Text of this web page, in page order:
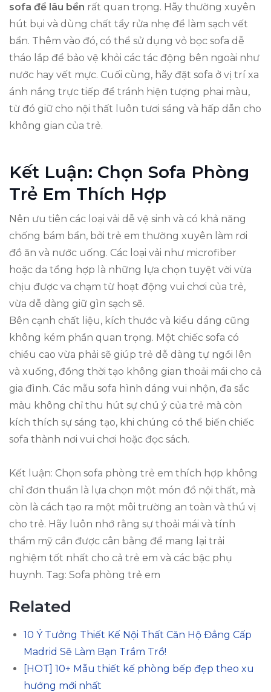
sofa để lâu bền rất quan trọng. Hãy thường xuyên
hút bụi và dùng chất tẩy rửa nhẹ để làm sạch vết
bẩn. Thêm vào đó, có thể sử dụng vỏ bọc sofa dễ
tháo lắp để bảo vệ khỏi các tác động bên ngoài như
nước hay vết mực. Cuối cùng, hãy đặt sofa ở vị trí xa
ánh nắng trực tiếp để tránh hiện tượng phai màu,
từ đó giữ cho nội thất luôn tươi sáng và hấp dẫn cho
không gian của trẻ.
Kết Luận: Chọn Sofa Phòng
Trẻ Em Thích Hợp
Nên ưu tiên các loại vải dễ vệ sinh và có khả năng
chống bám bẩn, bởi trẻ em thường xuyên làm rơi
đồ ăn và nước uống. Các loại vải như microfiber
hoặc da tổng hợp là những lựa chọn tuyệt vời vừa
chịu được va chạm từ hoạt động vui chơi của trẻ,
vừa dễ dàng giữ gìn sạch sẽ.
Bên cạnh chất liệu, kích thước và kiểu dáng cũng
không kém phần quan trọng. Một chiếc sofa có
chiều cao vừa phải sẽ giúp trẻ dễ dàng tự ngồi lên
và xuống, đồng thời tạo không gian thoải mái cho cả
gia đình. Các mẫu sofa hình dáng vui nhộn, đa sắc
màu không chỉ thu hút sự chú ý của trẻ mà còn
kích thích sự sáng tạo, khi chúng có thể biến chiếc
sofa thành nơi vui chơi hoặc đọc sách.
Kết luận: Chọn sofa phòng trẻ em thích hợp không
chỉ đơn thuần là lựa chọn một món đồ nội thất, mà
còn là cách tạo ra một môi trường an toàn và thú vị
cho trẻ. Hãy luôn nhớ rằng sự thoải mái và tính
thẩm mỹ cần được cân bằng để mang lại trải
nghiệm tốt nhất cho cả trẻ em và các bậc phụ
huynh. Tag: Sofa phòng trẻ em
Related
10 Ý Tưởng Thiết Kế Nội Thất Căn Hộ Đẳng Cấp
Madrid Sẽ Làm Bạn Trầm Trồ!
[HOT] 10+ Mẫu thiết kế phòng bếp đẹp theo xu
hướng mới nhất